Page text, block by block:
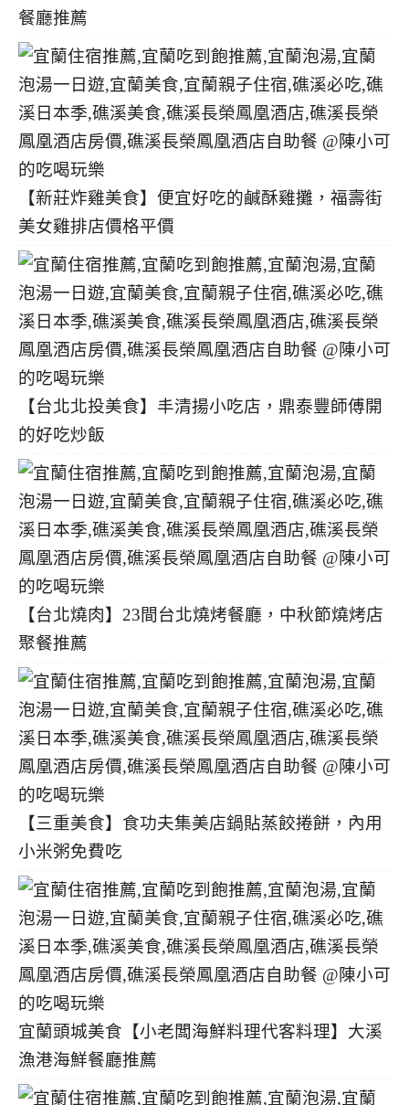
餐廳推薦
【新莊炸雞美食】便宜好吃的鹹酥雞攤，福壽街
美女雞排店價格平價
【台北北投美食】丰清揚小吃店，鼎泰豐師傅開
的好吃炒飯
【台北燒肉】23間台北燒烤餐廳，中秋節燒烤店
聚餐推薦
【三重美食】食功夫集美店鍋貼蒸餃捲餅，內用
小米粥免費吃
宜蘭頭城美食【小老闆海鮮料理代客料理】大溪
漁港海鮮餐廳推薦